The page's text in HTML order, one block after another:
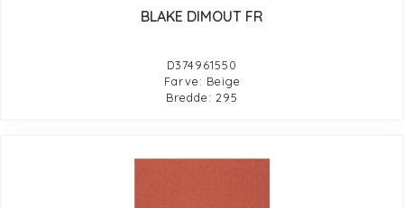
BLAKE DIMOUT FR
D374961550
Farve: Beige
Bredde: 295